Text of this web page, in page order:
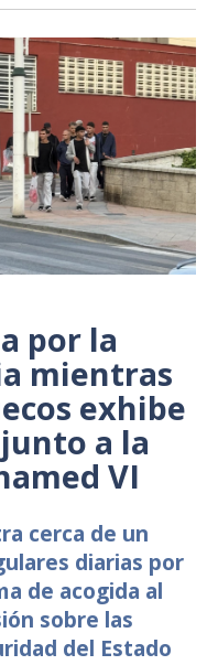
por la
mientras
exhibe
a la
VI
cerca de un
diarias por
de acogida al
sobre las
del Estado